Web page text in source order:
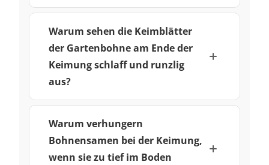
Warum sehen die Keimblätter
der Gartenbohne am Ende der
Keimung schlaff und runzlig
aus?
Warum verhungern
Bohnensamen bei der Keimung,
wenn sie zu tief im Boden